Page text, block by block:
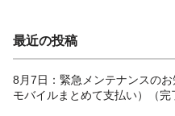
最近の投稿
8月7日：緊急メンテナンスの
モバイルまとめて支払い）（完